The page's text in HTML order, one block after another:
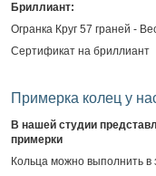
Бриллиант:
Огранка Круг 57 граней -
Сертификат на бриллиант
Примерка колец у
В нашей студии
примерки
Кольца можно выполнить